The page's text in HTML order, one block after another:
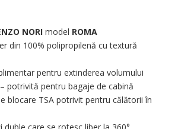
NORI model ROMA
din 100% polipropilenă cu textură
pentru extinderea volumului
potrivită pentru bagaje de cabină
blocare TSA potrivit pentru călătorii în